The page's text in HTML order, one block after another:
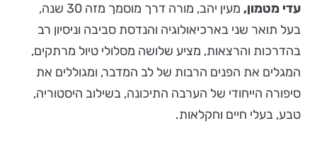
עדי מטמון,
מעין יהב, מורה דרך מוסמך מזה 30 שנה,
בעל תואר שני בארכיאולוגיה והנדסת סביבה וניסיון רב
בהדרכות והרצאות, מציע שלושה מסלולי טיול מרתקים,
המגלים את הפנים הרבות של לב המדבר, ומגוללים את
סיפורה הייחודי של הערבה התיכונה, בשילוב היסטוריה,
טבע, בעלי חיים וחקלאות.